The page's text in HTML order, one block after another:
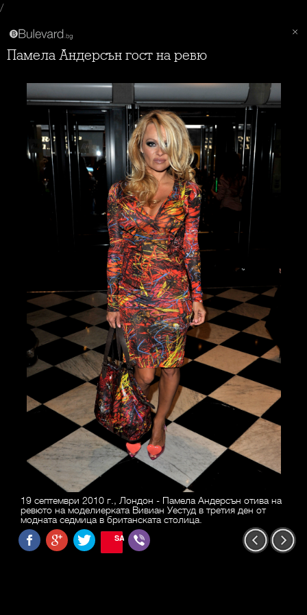
/
Памела Андерсън гост на ревю
19 септември 2010 г., Лондон - Памела Андерсън отива на
ревюто на моделиерката Вивиан Уестуд в третия ден от
модната седмица в британската столица.
SAVE